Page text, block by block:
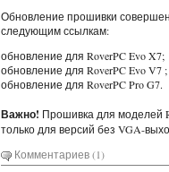
Обновление прошивки
следующим ссылкам:
обновление для RoverPC Evo X7;
обновление для RoverPC Evo V7 ;
обновление для RoverPC Pro G7.
Важно! Прошивка для моделей
только для версий без VGA-
Комментариев (1)